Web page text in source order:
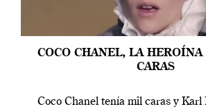
COCO CHANEL, LA
CARAS
Coco Chanel tenía mil caras y Karl